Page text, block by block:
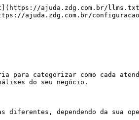
ajuda.zdg.com.br/
ajuda.zdg.com.br/
para categorizar como cada
do seu negócio.
diferentes, dependendo da sua